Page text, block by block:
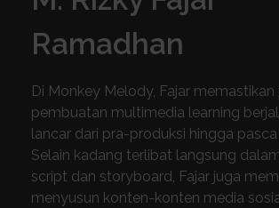
Ramadhan
Di Monkey Melody, Fajar memastikan
pembuatan multimedia learning
lancar dari pra-produksi hingga
Selain kadang terlibat langsung
script dan storyboard, Fajar juga
menyusun konten-konten media